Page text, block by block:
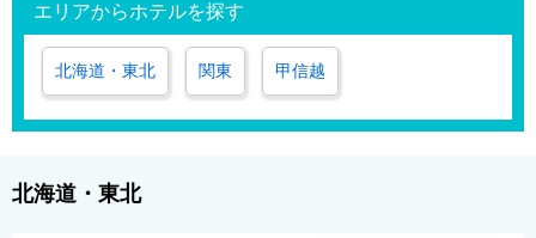
エリアからホテルを探す
北海道・東北 関東 甲信越
北海道・東北